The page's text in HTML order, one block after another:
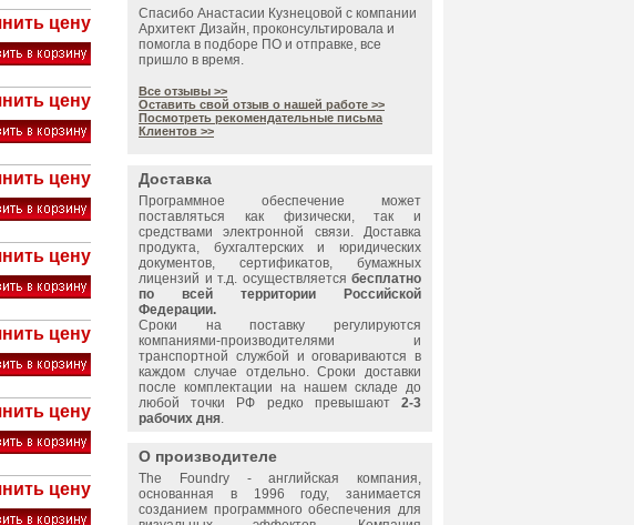
цену
цену
цену
цену
цену
цену
цену
Спасибо Анастасии Кузнецовой с компании
Архитект Дизайн, проконсультировала и
помогла в подборе ПО и отправке, все
пришло в время.
Все отзывы >>
Оставить свой отзыв о нашей работе >>
Посмотреть рекомендательные письма
Клиентов >>
Доставка
Программное обеспечение может
поставляться как физически, так и
средствами электронной связи. Доставка
продукта, бухгалтерских и юридических
документов, сертификатов, бумажных
лицензий и т.д. осуществляется бесплатно
по всей территории Российской
Федерации.
Сроки на поставку регулируются
компаниями-производителями и
транспортной службой и оговариваются в
каждом случае отдельно. Сроки доставки
после комплектации на нашем складе до
любой точки РФ редко превышают 2-3
рабочих дня.
О производителе
The Foundry - английская компания,
основанная в 1996 году, занимается
созданием программного обеспечения для